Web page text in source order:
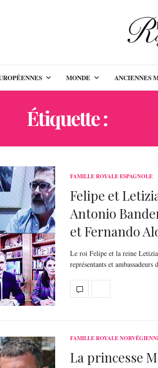
MONDE ANCIENNES
Étiquette :
FAMILLE ROYALE ESPAGNOLE
Felipe et
Antonio
et Fernando
Le roi Felipe et la reine
représentants et
FAMILLE ROYALE
La princesse